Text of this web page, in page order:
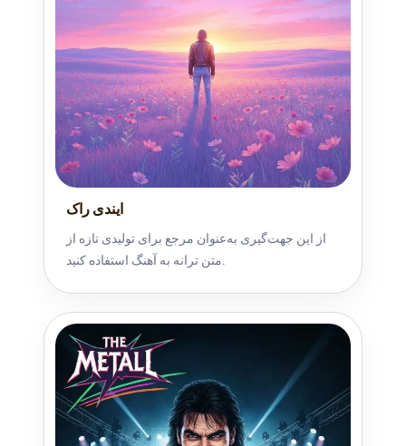
ایندی راک
از این جهت‌گیری به‌عنوان مرجع برای تولیدی تازه از
متن ترانه به آهنگ استفاده کنید.